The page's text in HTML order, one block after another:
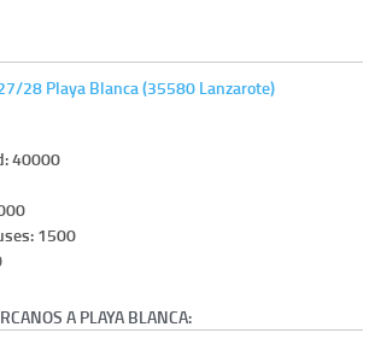
28 Playa Blanca (35580 Lanzarote)
40000
1500
A PLAYA BLANCA: